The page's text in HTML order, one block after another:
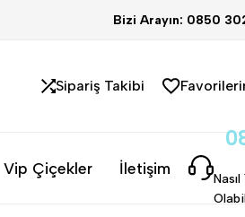
Bizi Arayın: 0850
Sipariş Takibi
Vip Çiçekler İletişim
Nasıl